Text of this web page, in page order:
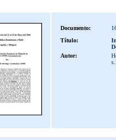
Documento:
Título:
Autor: